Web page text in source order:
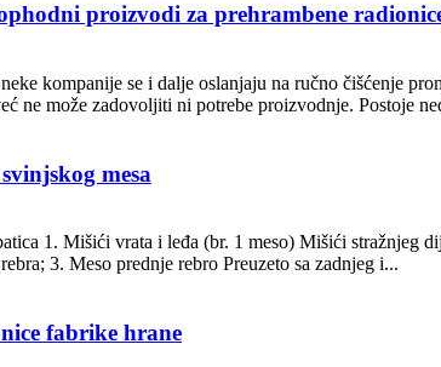
proizvodi za prehrambene
kompanije se i dalje oslanjaju na ručno čišćenje
ne može zadovoljiti ni potrebe proizvodnje. Postoje
mesa
1. Mišići vrata i leđa (br. 1 meso) Mišići stražnjeg
3. Meso prednje rebro Preuzeto sa zadnjeg i...
fabrike hrane